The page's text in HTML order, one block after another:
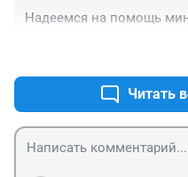
Надеемся на помощь
Читать